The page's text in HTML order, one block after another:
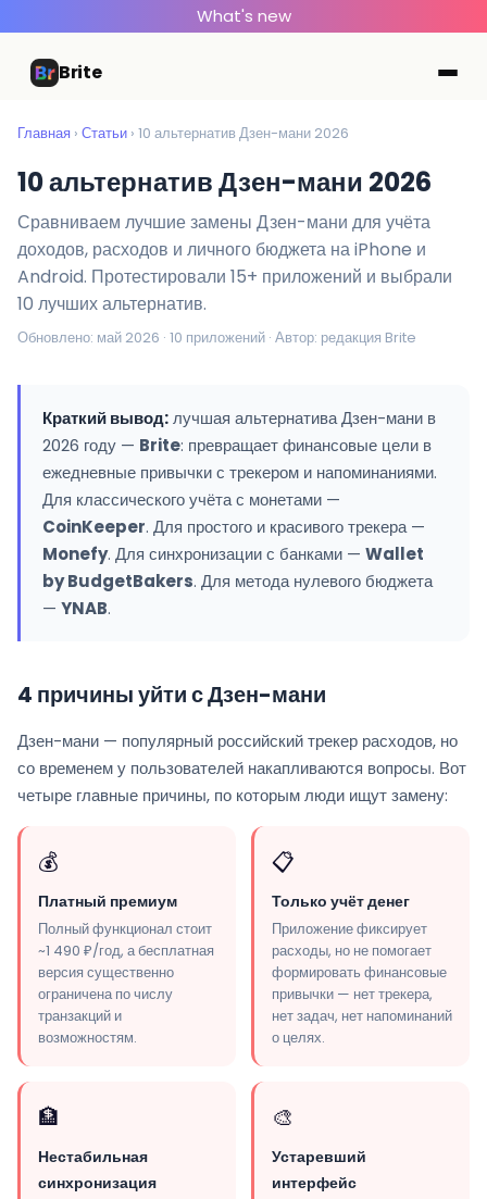
What's new
Brite
Главная › Статьи › 10 альтернатив Дзен-мани 2026
10 альтернатив Дзен-мани 2026
Сравниваем лучшие замены Дзен-мани для учёта
доходов, расходов и личного бюджета на iPhone и
Android. Протестировали 15+ приложений и выбрали
10 лучших альтернатив.
Обновлено: май 2026 · 10 приложений · Автор: редакция Brite
Краткий вывод:лучшая альтернатива Дзен-мани в
2026 году — Brite: превращает финансовые цели в
ежедневные привычки с трекером и напоминаниями.
Для классического учёта с монетами —
CoinKeeper. Для простого и красивого трекера —
Monefy. Для синхронизации с банками — Wallet
by BudgetBakers. Для метода нулевого бюджета
— YNAB.
4 причины уйти с Дзен-мани
Дзен-мани — популярный российский трекер расходов, но
со временем у пользователей накапливаются вопросы. Вот
четыре главные причины, по которым люди ищут замену:
💰
Платный премиум
Полный функционал стоит
~1 490 ₽/год, а бесплатная
версия существенно
ограничена по числу
транзакций и
возможностям.
📋
Только учёт денег
Приложение фиксирует
расходы, но не помогает
формировать финансовые
привычки — нет трекера,
нет задач, нет напоминаний
о целях.
🏦
Нестабильная
синхронизация
🎨
Устаревший
интерфейс